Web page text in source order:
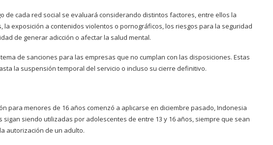
de cada red social se evaluará considerando distintos factores, entre ellos la
exposición a contenidos violentos o pornográficos, los riesgos para la seguridad
de generar adicción o afectar la salud mental.
de sanciones para las empresas que no cumplan con las disposiciones. Estas
la suspensión temporal del servicio o incluso su cierre definitivo.
para menores de 16 años comenzó a aplicarse en diciembre pasado, Indonesia
siendo utilizadas por adolescentes de entre 13 y 16 años, siempre que sean
autorización de un adulto.